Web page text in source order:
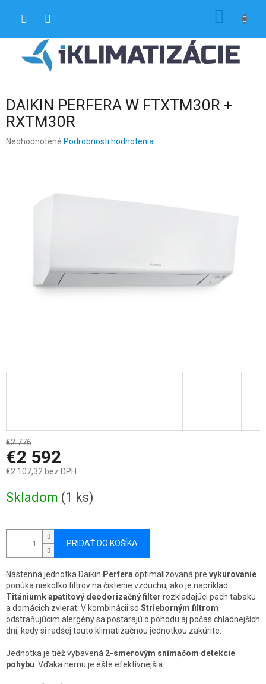
DAIKIN PERFERA W FTXTM30R +
RXTM30R
Priemerné
Neohodnotené Podrobnosti hodnotenia
€2 776
€2 592
€2 107,32 bez DPH
cena:
Skladom (1 ks)
PRIDAŤ DO KOŠÍKA
Nástenná jednotka Daikin Perfera optimalizovaná pre vykurovanie
ponúka niekoľko filtrov na čistenie vzduchu, ako je napríklad
Titániumk apatitový deodorizačný filter rozkladajúci pach tabaku
a domácich zvierat. V kombinácii so Strieborným filtrom
odstraňujúcim alergény sa postarajú o pohodu aj počas chladnejších
dní, kedy si radšej touto klimatizačnou jednotkou zakúrite.
Jednotka je tiež vybavená 2-smerovým snímačom detekcie
pohybu. Vďaka nemu je ešte efektívnejšia.